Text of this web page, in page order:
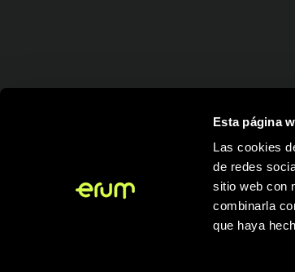
Esta página
Las cookies
de redes
sitio web con
combinarla
que haya